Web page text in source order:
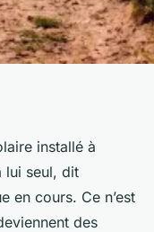
installé à
lui seul, dit
en cours. Ce n’est
des